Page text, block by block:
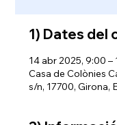
1) Dates del
14 abr 2025, 9:00 –
Casa de Colònies
s/n, 17700, Girona,